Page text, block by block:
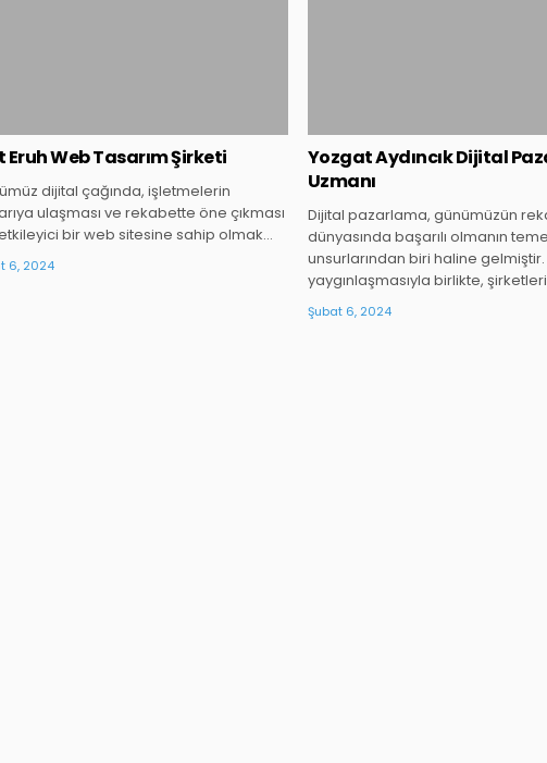
Eruh Web Tasarım Şirketi
dijital çağında, işletmelerin
ulaşması ve rekabette öne çıkması
bir web sitesine sahip olmak…
6, 2024
Yozgat Aydıncık Dijital
Uzmanı
Dijital pazarlama, günümüzün
dünyasında başarılı olmanın
unsurlarından biri haline
yaygınlaşmasıyla birlikte,
Şubat 6, 2024